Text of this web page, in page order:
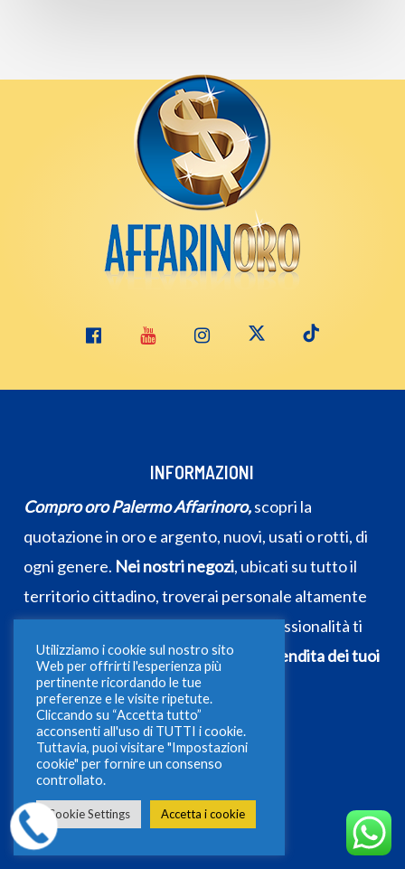
INFORMAZIONI
Compro oro Palermo Affarinoro,scopri la
quotazione in oro e argento, nuovi, usati o rotti, di
ogni genere. Nei nostri negozi, ubicati su tutto il
territorio cittadino, troverai personale altamente
competente che con cortesia e professionalità ti
consiglierà e supporterà durante la
vendita dei tuoi
preziosi.
Utilizziamo i cookie sul nostro sito
Web per offrirti l'esperienza più
pertinente ricordando le tue
preferenze e le visite ripetute.
Cliccando su “Accetta tutto”
acconsenti all'uso di TUTTI i cookie.
Tuttavia, puoi visitare "Impostazioni
cookie" per fornire un consenso
controllato.
Cookie Settings Accetta i cookie